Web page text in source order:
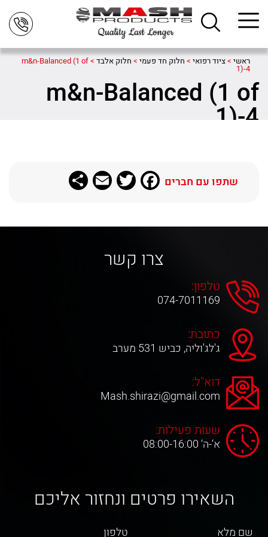
ראשי >ציוד רפואי > חלוק חד פעמי > חלוק אלבד >
m&n-Balanced (1 of
1)-4
m&n-Balanced (1 of
1)-4
שתפו עם חברים Facebook
Twitter
Email
צרו קשר
טלפון:
074-7011169
כתובת:
ג'לג'וליה, כביש 531 מערב
דוא"ל:
Mash.shirazi@gmail.com
שעות פעילות:
א‘-ה‘ 08:00-16:00
השאירו פרטים ונחזור אליכם